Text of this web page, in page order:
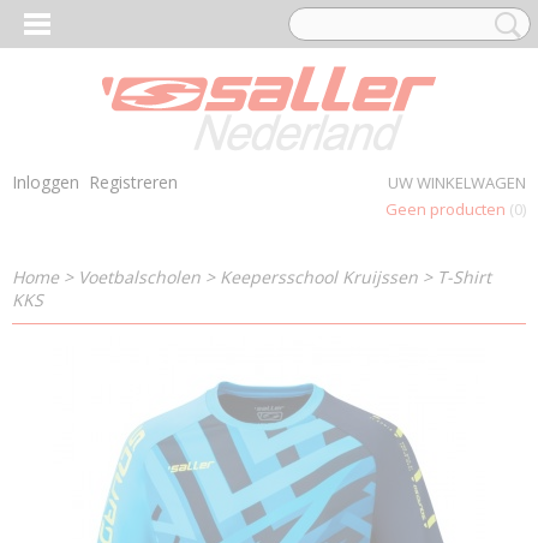
Inloggen Registreren
UW WINKELWAGEN
Geen producten (0)
Home> Voetbalscholen > Keepersschool Kruijssen > T-Shirt
KKS